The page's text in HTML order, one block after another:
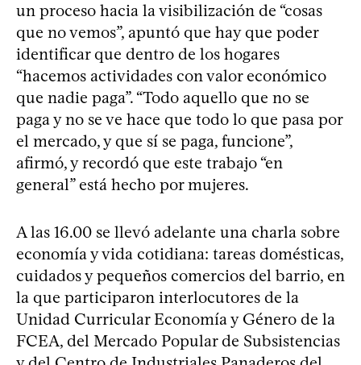
un proceso hacia la visibilización de “cosas
que no vemos”, apuntó que hay que poder
identificar que dentro de los hogares
“hacemos actividades con valor económico
que nadie paga”. “Todo aquello que no se
paga y no se ve hace que todo lo que pasa por
el mercado, y que sí se paga, funcione”,
afirmó, y recordó que este trabajo “en
general” está hecho por mujeres.
A las 16.00 se llevó adelante una charla sobre
economía y vida cotidiana: tareas domésticas,
cuidados y pequeños comercios del barrio, en
la que participaron interlocutores de la
Unidad Curricular Economía y Género de la
FCEA, del Mercado Popular de Subsistencias